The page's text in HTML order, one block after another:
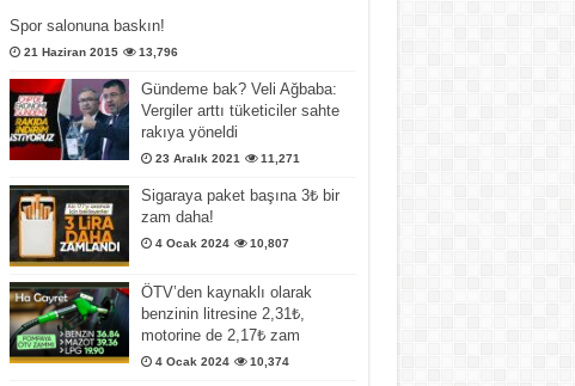
Spor salonuna baskın!
21 Haziran 2015 13,796
Gündeme bak? Veli Ağbaba:
Vergiler arttı tüketiciler sahte
rakıya yöneldi
23 Aralık 2021 11,271
Sigaraya paket başına 3₺ bir
zam daha!
4 Ocak 2024 10,807
ÖTV’den kaynaklı olarak
benzinin litresine 2,31₺,
motorine de 2,17₺ zam
4 Ocak 2024 10,374